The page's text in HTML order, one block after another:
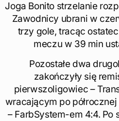
Joga Bonito strzelanie
Zawodnicy ubrani w
trzy gole, tracąc
meczu w 39 min
Pozostałe dwa
zakończyły się
pierwszoligowiec –
wracającym po
– FarbSystem-em 4:4. Po